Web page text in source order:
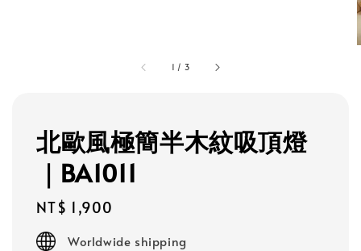
1 / 3
北歐風極簡半木紋吸頂燈
｜BA1011
Regular
price
NT$ 1,900
Worldwide shipping